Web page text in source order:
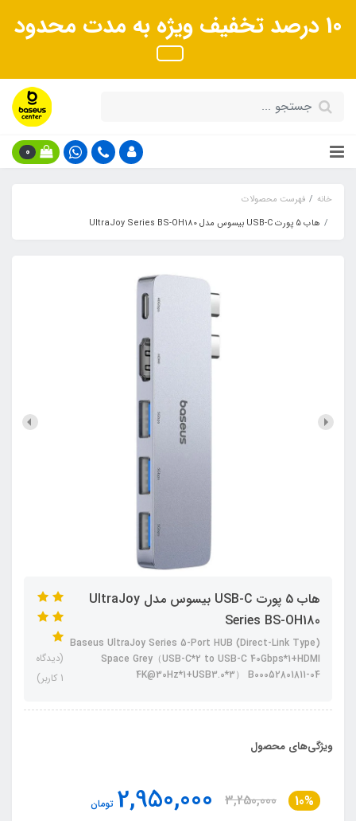
10 درصد تخفیف ویژه به مدت محدود
0
خانه
فهرست محصولات
هاب 5 پورت USB-C بیسوس مدل UltraJoy Series BS-OH180
هاب 5 پورت USB-C بیسوس مدل UltraJoy
Series BS-OH180
Baseus UltraJoy Series 5-Port HUB (Direct-Link Type)
Space Grey（USB-C*2 to USB-C 40Gbps*1+HDMI
4K@30Hz*1+USB3.0*3） B00052801811-04
(دیدگاه
1 کاربر)
ویژگی‌های محصول
10%
3,250,000
2,950,000 تومان